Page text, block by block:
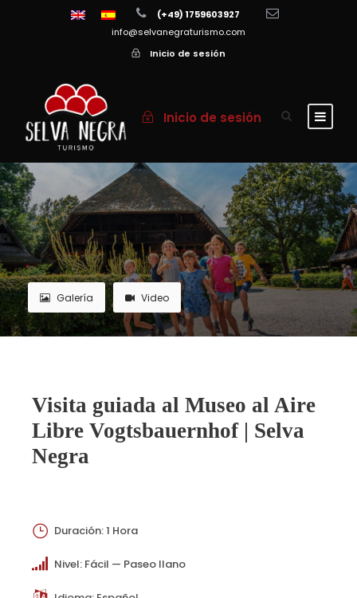
(+49) 1759603927
info@selvanegraturismo.com
Inicio de sesión
Inicio de sesión
Galería Video
Visita guiada al Museo al Aire
Libre Vogtsbauernhof | Selva
Negra
Duración: 1 Hora
Nivel: Fácil — Paseo llano